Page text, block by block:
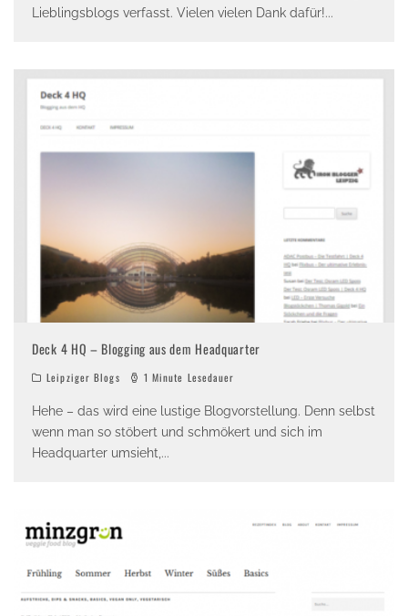
Lieblingsblogs verfasst. Vielen vielen Dank dafür!...
Deck 4 HQ – Blogging aus dem Headquarter
Leipziger Blogs 1 Minute Lesedauer
Hehe – das wird eine lustige Blogvorstellung. Denn selbst
wenn man so stöbert und schmökert und sich im
Headquarter umsieht,...